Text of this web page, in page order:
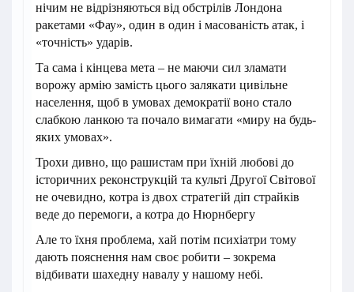
нічим не відрізняються від обстрілів Лондона
ракетами «Фау», один в один і масованість атак, і
«точність» ударів.
Та сама і кінцева мета – не маючи сил зламати
ворожу армію замість цього залякати цивільне
населення, щоб в умовах демократії воно стало
слабкою ланкою та почало вимагати «миру на будь-
яких умовах».
Трохи дивно, що рашистам при їхній любові до
історичних реконструкцій та культі Другої Світової
не очевидно, котра із двох стратегій діп страйків
веде до перемоги, а котра до Нюрнбергу
Але то їхня проблема, хай потім психіатри тому
дають пояснення нам своє робити – зокрема
відбивати шахедну навалу у нашому небі.